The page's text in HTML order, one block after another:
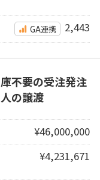
GA連携 2,443
不要の受注発注
の譲渡
¥46,000,000
¥4,231,671